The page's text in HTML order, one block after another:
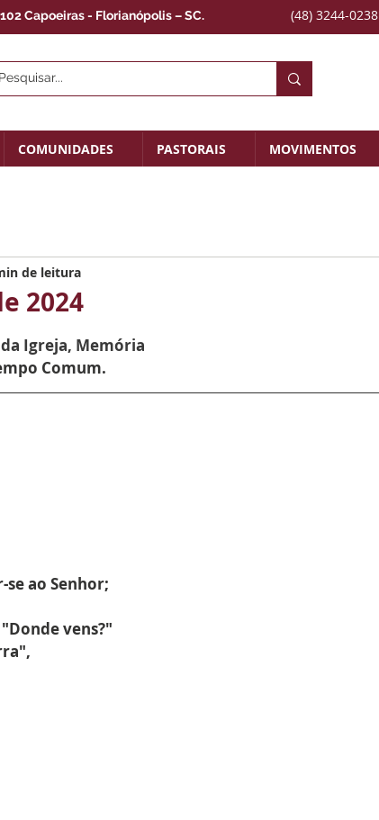
Capoeiras - Florianópolis – SC. (48) 3244-0238
COMUNIDADES PASTORAIS MOVIMENTOS
2024
de leitura
Igreja, Memória
Comum.
ao Senhor;
vens?"